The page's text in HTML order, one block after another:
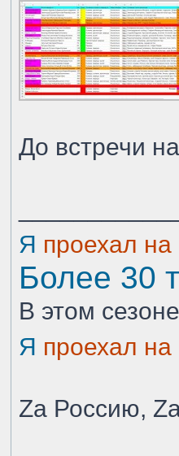
До встречи
Я проехал на
Более 30
В этом
Я проехал на
Zа Россию,